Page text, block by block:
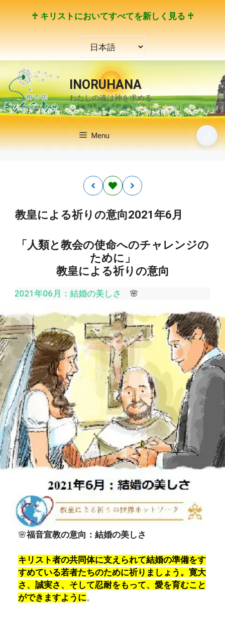
ス
キ
ッ
プ
♰ キリストにおいてすべてを新しく見る ♰
選
択
INORUHANA
わたしの魂は神を求める
Menu
教皇による祈りの意向2021年6月
「人類と教会の使命へのチャレンジの
ために 」
教皇による祈りの意向
年06月：結婚の美しさ🌸
🌸福音宣教の意向：結婚の美しさ
キリスト者の共同体に支えられて結婚の準備をす
すめている若者たちのために祈りましょう。寛大
さ、誠実さ、そして忍耐をもって、愛を育むこと
ができますように。